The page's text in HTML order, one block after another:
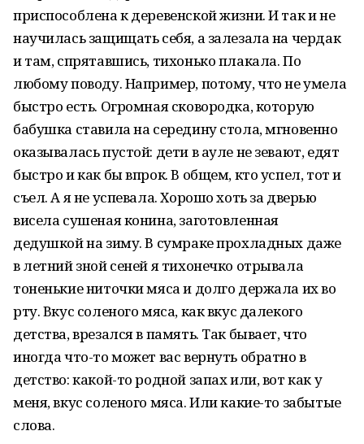
приспособлена к деревенской жизни. И так и не
научилась защищать себя, а залезала на чердак
и там, спрятавшись, тихонько плакала. По
любому поводу. Например, потому, что не умела
быстро есть. Огромная сковородка, которую
бабушка ставила на середину стола, мгновенно
оказывалась пустой: дети в ауле не зевают, едят
быстро и как бы впрок. В общем, кто успел, тот и
съел. А я не успевала. Хорошо хоть за дверью
висела сушеная конина, заготовленная
дедушкой на зиму. В сумраке прохладных даже
в летний зной сеней я тихонечко отрывала
тоненькие ниточки мяса и долго держала их во
рту. Вкус соленого мяса, как вкус далекого
детства, врезался в память. Так бывает, что
иногда что-то может вас вернуть обратно в
детство: какой-то родной запах или, вот как у
меня, вкус соленого мяса. Или какие-то забытые
слова.